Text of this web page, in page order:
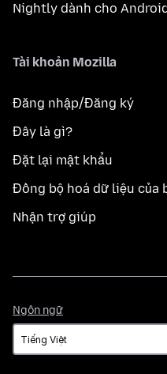
Nightly dành cho Android
Tài khoản Mozilla
Đăng nhập/Đăng ký
Đây là gì?
Đặt lại mật khẩu
Đồng bộ hoá dữ liệu của
Nhận trợ giúp
Ngôn ngữ
ngữ